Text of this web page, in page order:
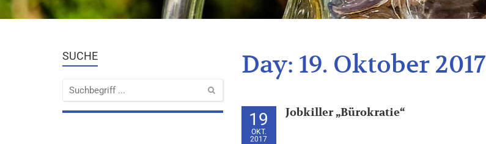
SUCHE Day: 19. Oktober 2017
19
OKT.
2017
Jobkiller „Bürokratie“